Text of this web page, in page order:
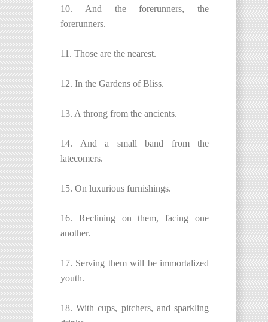
10. And the forerunners, the
forerunners.
11. Those are the nearest.
12. In the Gardens of Bliss.
13. A throng from the ancients.
14. And a small band from the
latecomers.
15. On luxurious furnishings.
16. Reclining on them, facing one
another.
17. Serving them will be immortalized
youth.
18. With cups, pitchers, and sparkling